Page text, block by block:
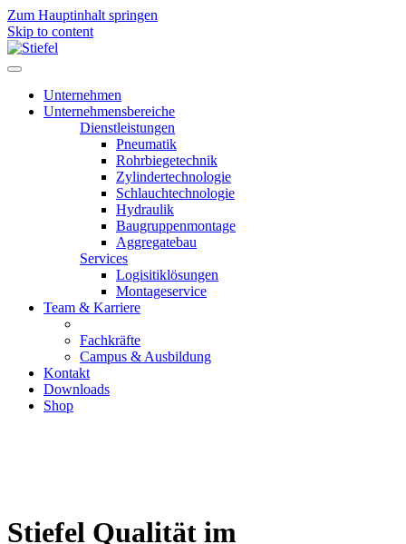
Zum Hauptinhalt springen
Skip to content
Unternehmen
Unternehmensbereiche
Dienstleistungen
Pneumatik
Rohrbiegetechnik
Zylindertechnologie
Schlauchtechnologie
Hydraulik
Baugruppenmontage
Aggregatebau
Services
Logisitiklösungen
Montageservice
Team & Karriere
Fachkräfte
Campus & Ausbildung
Kontakt
Downloads
Shop
Stiefel Qualität im